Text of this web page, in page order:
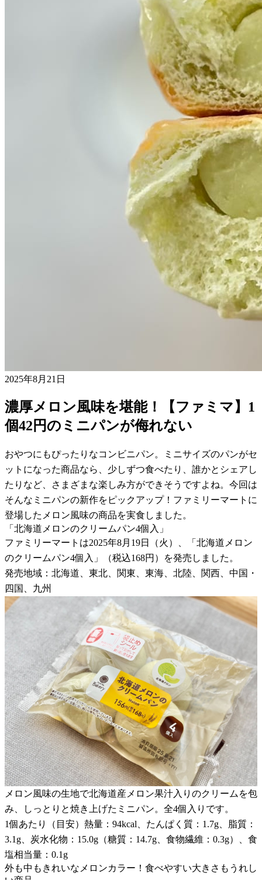
2025年8月21日
濃厚メロン風味を堪能！【ファミマ】1
個42円のミニパンが侮れない
おやつにもぴったりなコンビニパン。ミニサイズのパンがセ
ットになった商品なら、少しずつ食べたり、誰かとシェアし
たりなど、さまざまな楽しみ方ができそうですよね。今回は
そんなミニパンの新作をピックアップ！ファミリーマートに
登場したメロン風味の商品を実食しました。
「北海道メロンのクリームパン4個入」
ファミリーマートは2025年8月19日（火）、「北海道メロン
のクリームパン4個入」（税込168円）を発売しました。
発売地域：北海道、東北、関東、東海、北陸、関西、中国・
四国、九州
メロン風味の生地で北海道産メロン果汁入りのクリームを包
み、しっとりと焼き上げたミニパン。全4個入りです。
1個あたり（目安）熱量：94kcal、たんぱく質：1.7g、脂質：
3.1g、炭水化物：15.0g（糖質：14.7g、食物繊維：0.3g）、食
塩相当量：0.1g
外も中もきれいなメロンカラー！食べやすい大きさもうれし